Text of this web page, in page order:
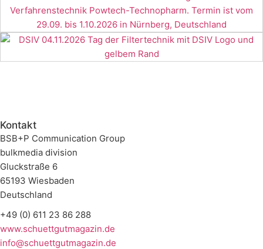
Kontakt
BSB+P Communication Group
bulkmedia division
Gluckstraße 6
65193 Wiesbaden
Deutschland
+49 (0) 611 23 86 288
www.schuettgutmagazin.de
info@schuettgutmagazin.de